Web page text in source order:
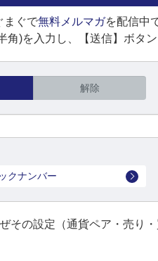
まぐで無料メルマガを配信中
)を入力し、【送信】ボタン
解除
クナンバー
その設定（通貨ペア・売り